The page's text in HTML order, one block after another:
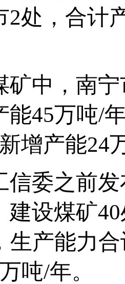
2处，合计
，南宁
能45万吨/
增产能24
之前发
建设煤矿
生产能力
吨/年。